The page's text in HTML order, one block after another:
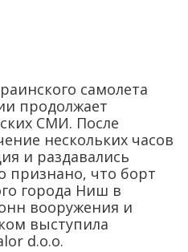
самолета
продолжает
СМИ. После
нескольких часов
и раздавались
признано, что борт
города Ниш в
вооружения и
выступила
d.o.o.